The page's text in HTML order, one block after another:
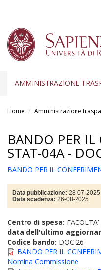
AMMINISTRAZIONE
Home Amministrazione
BANDO PER
STAT-04A -
BANDO PER IL
Data pubblicazione: 28-07-2025
Data scadenza: 26-08-2025
Centro di spesa:
data dell'ultimo
Codice bando: DOC 26
BANDO PER IL
Nomina Commissione